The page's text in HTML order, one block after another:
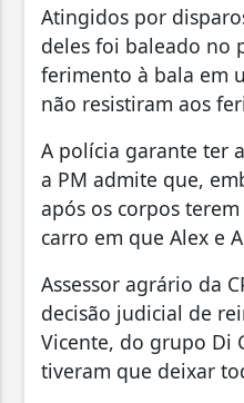
Atingidos por
deles foi baleado no
ferimento à bala em
não resistiram aos
A polícia garante ter
a PM admite que,
após os corpos
carro em que Alex e
Assessor agrário da
decisão judicial de
Vicente, do grupo Di
tiveram que deixar